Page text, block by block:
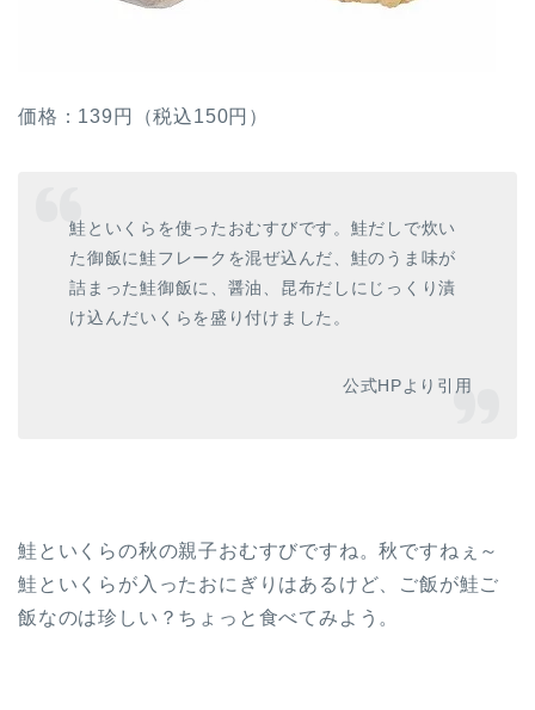
価格：139円（税込150円）
鮭といくらを使ったおむすびです。鮭だしで炊い
た御飯に鮭フレークを混ぜ込んだ、鮭のうま味が
詰まった鮭御飯に、醤油、昆布だしにじっくり漬
け込んだいくらを盛り付けました。
公式HPより引用
鮭といくらの秋の親子おむすびですね。秋ですねぇ～
鮭といくらが入ったおにぎりはあるけど、ご飯が鮭ご
飯なのは珍しい？ちょっと食べてみよう。